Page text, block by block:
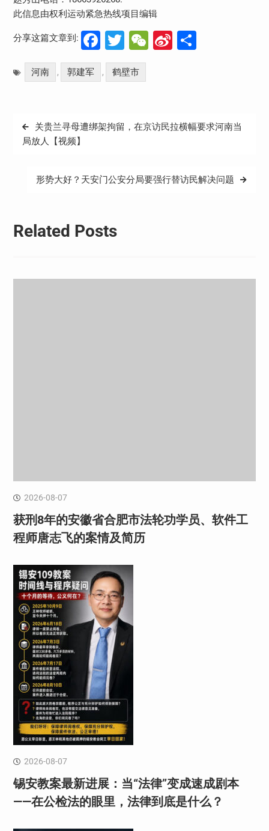
此信息由权利运动紧急热线项目编辑
分享这篇文章到: Facebook
Twitter
WeChat
Sina分
河南 , 郭建军 , 鹤壁市
文
章
关贵兰寻母遭绑架拘留，在京访民拉横幅要求河南当
局放人【视频】
形势大好？天安门公安分局要强行替访民解决问题
Related Posts
2026-08-07
获刑8年的安徽省合肥市法轮功学员、软件工
程师唐志飞的案情及简历
2026-08-07
锡安教案最新进展：当“法律”变成速成剧本
——在公检法的眼里，法律到底是什么？